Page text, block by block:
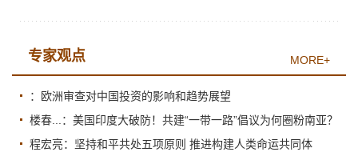
专家观点 MORE+
：欧洲审查对中国投资的影响和趋势展望
楼春...：美国印度大破防！共建“一带一路”倡议为何圈粉南亚？
程宏亮：坚持和平共处五项原则 推进构建人类命运共同体